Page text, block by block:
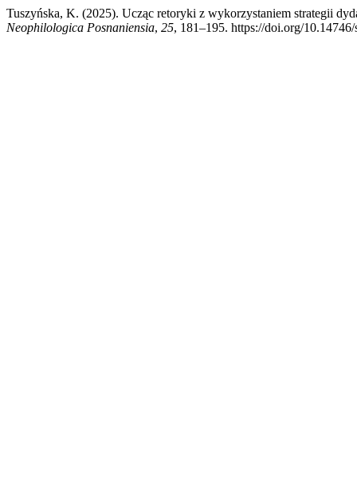
Tuszyńska, K. (2025). Ucząc retoryki z wykorzystaniem strategii
Neophilologica Posnaniensia, 25, 181–195. https://doi.org/